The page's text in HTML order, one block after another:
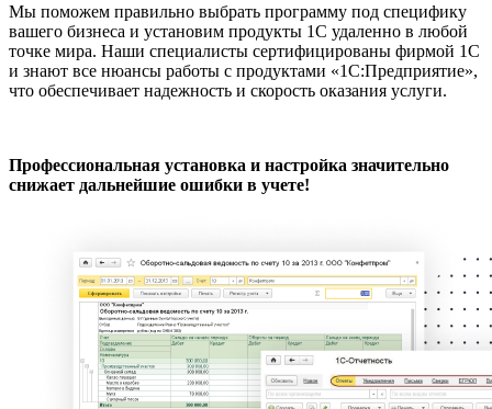
Мы поможем правильно выбрать программу под специфику
вашего бизнеса и установим продукты 1С удаленно в любой
точке мира. Наши специалисты сертифицированы фирмой 1С
и знают все нюансы работы с продуктами «1С:Предприятие»,
что обеспечивает надежность и скорость оказания услуги.
Профессиональная установка и настройка значительно
снижает дальнейшие ошибки в учете!